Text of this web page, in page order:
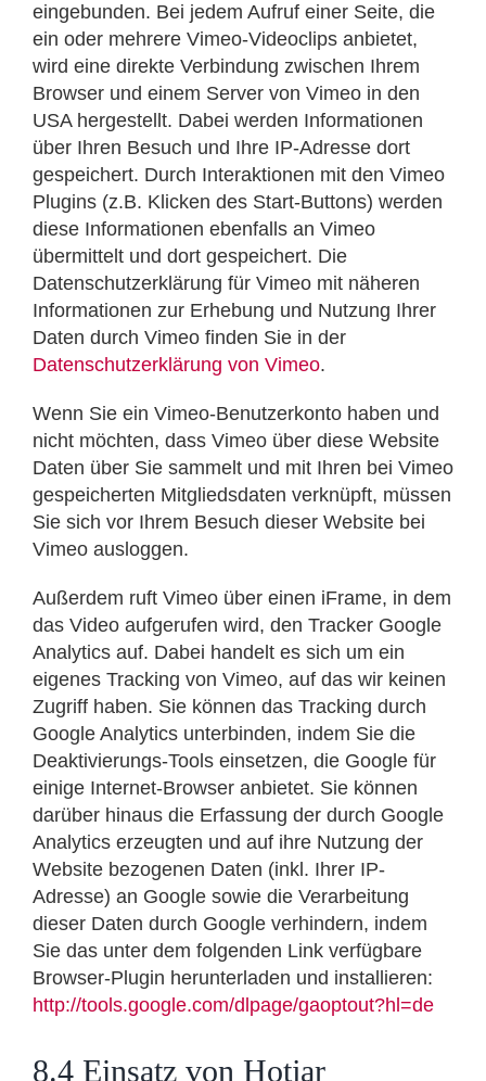
eingebunden. Bei jedem Aufruf einer Seite, die
ein oder mehrere Vimeo-Videoclips anbietet,
wird eine direkte Verbindung zwischen Ihrem
Browser und einem Server von Vimeo in den
USA hergestellt. Dabei werden Informationen
über Ihren Besuch und Ihre IP-Adresse dort
gespeichert. Durch Interaktionen mit den Vimeo
Plugins (z.B. Klicken des Start-Buttons) werden
diese Informationen ebenfalls an Vimeo
übermittelt und dort gespeichert. Die
Datenschutzerklärung für Vimeo mit näheren
Informationen zur Erhebung und Nutzung Ihrer
Daten durch Vimeo finden Sie in der
Datenschutzerklärung von Vimeo.
Wenn Sie ein Vimeo-Benutzerkonto haben und
nicht möchten, dass Vimeo über diese Website
Daten über Sie sammelt und mit Ihren bei Vimeo
gespeicherten Mitgliedsdaten verknüpft, müssen
Sie sich vor Ihrem Besuch dieser Website bei
Vimeo ausloggen.
Außerdem ruft Vimeo über einen iFrame, in dem
das Video aufgerufen wird, den Tracker Google
Analytics auf. Dabei handelt es sich um ein
eigenes Tracking von Vimeo, auf das wir keinen
Zugriff haben. Sie können das Tracking durch
Google Analytics unterbinden, indem Sie die
Deaktivierungs-Tools einsetzen, die Google für
einige Internet-Browser anbietet. Sie können
darüber hinaus die Erfassung der durch Google
Analytics erzeugten und auf ihre Nutzung der
Website bezogenen Daten (inkl. Ihrer IP-
Adresse) an Google sowie die Verarbeitung
dieser Daten durch Google verhindern, indem
Sie das unter dem folgenden Link verfügbare
Browser-Plugin herunterladen und installieren:
http://tools.google.com/dlpage/gaoptout?hl=de
8.4 Einsatz von Hotjar